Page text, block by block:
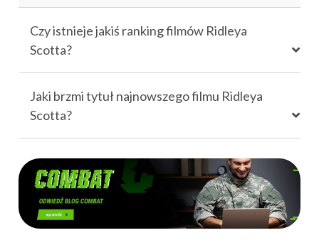
Czy istnieje jakiś ranking filmów Ridleya
Scotta?
Jaki brzmi tytuł najnowszego filmu Ridleya
Scotta?